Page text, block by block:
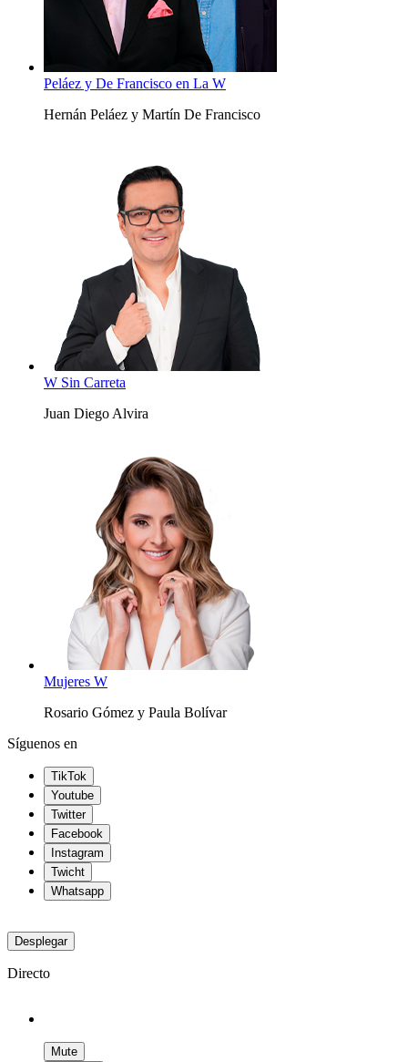
Peláez y De Francisco en La W
Hernán Peláez y Martín De Francisco
W Sin Carreta
Juan Diego Alvira
Mujeres W
Rosario Gómez y Paula Bolívar
Síguenos en
TikTok
Youtube
Twitter
Facebook
Instagram
Twicht
Whatsapp
Desplegar
Directo
Mute